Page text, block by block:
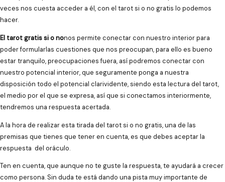
veces nos cuesta acceder a él, con el tarot si o no gratis lo podemos
hacer.
El tarot gratis si o nonos permite conectar con nuestro interior para
poder formularlas cuestiones que nos preocupan, para ello es bueno
estar tranquilo, preocupaciones fuera, así podremos conectar con
nuestro potencial interior, que seguramente ponga a nuestra
disposición todo el potencial clarividente, siendo esta lectura del tarot,
el medio por el que se expresa, así que si conectamos interiormente,
tendremos una respuesta acertada.
A la hora de realizar esta tirada del tarot si o no gratis, una de las
premisas que tienes que tener en cuenta, es que debes aceptar la
respuesta del oráculo.
Ten en cuenta, que aunque no te guste la respuesta, te ayudará a crecer
como persona. Sin duda te está dando una pista muy importante de